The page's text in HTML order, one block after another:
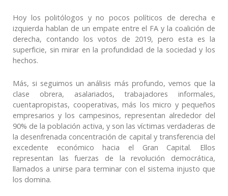
Hoy los politólogos y no pocos políticos de derecha e
izquierda hablan de un empate entre el FA y la coalición de
derecha, contando los votos de 2019, pero esta es la
superficie, sin mirar en la profundidad de la sociedad y los
hechos.
Más, si seguimos un análisis más profundo, vemos que la
clase obrera, asalariados, trabajadores informales,
cuentapropistas, cooperativas, más los micro y pequeños
empresarios y los campesinos, representan alrededor del
90% de la población activa, y son las víctimas verdaderas de
la desenfrenada concentración de capital y transferencia del
excedente económico hacia el Gran Capital. Ellos
representan las fuerzas de la revolución democrática,
llamados a unirse para terminar con el sistema injusto que
los domina.